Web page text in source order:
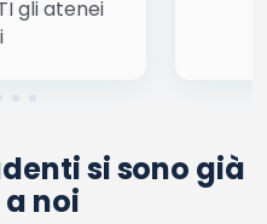
gli atenei
si sono già
noi